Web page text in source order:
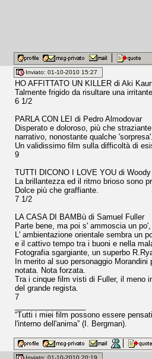
Inviato: 01-10-2010 15:27
HO AFFITTATO UN KILLER di Aki
Talmente frigido da risultare una
6 1/2
PARLA CON LEI di Pedro Almodovar
Disperato e doloroso, più che
narrativo, nonostante qualche
Un validissimo film sulla difficoltà di
9
TUTTI DICONO I LOVE YOU di
La brillantezza ed il ritmo brioso sono
Dolce più che graffiante.
7 1/2
LA CASA DI BAMBù di Samuel Fuller
Parte bene, ma poi s' ammoscia un
L' ambientazione orientale sembra un
e il cattivo tempo tra i buoni e nella
Fotografia sgargiante, un superbo
In merito al suo personaggio
notata. Nota forzata.
Tra i cinque film visti di Fuller, il meno
del grande regista.
7
“Tutti i miei film possono essere
l'interno dell'anima” (I. Bergman).
Inviato: 01-10-2010 20:19